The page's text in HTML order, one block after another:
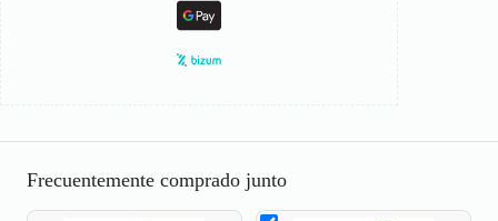
Frecuentemente comprado junto